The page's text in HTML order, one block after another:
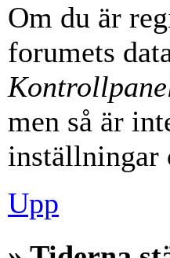
Om du är
forumets
men så är
inställningar
Upp